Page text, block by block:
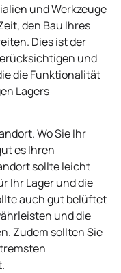
und Werkzeuge
den Bau Ihres
Dies ist der
und
die Funktionalität
Lagers
Wo Sie Ihr
es Ihren
sollte leicht
Ihr Lager und die
auch gut belüftet
und die
Zudem sollten Sie